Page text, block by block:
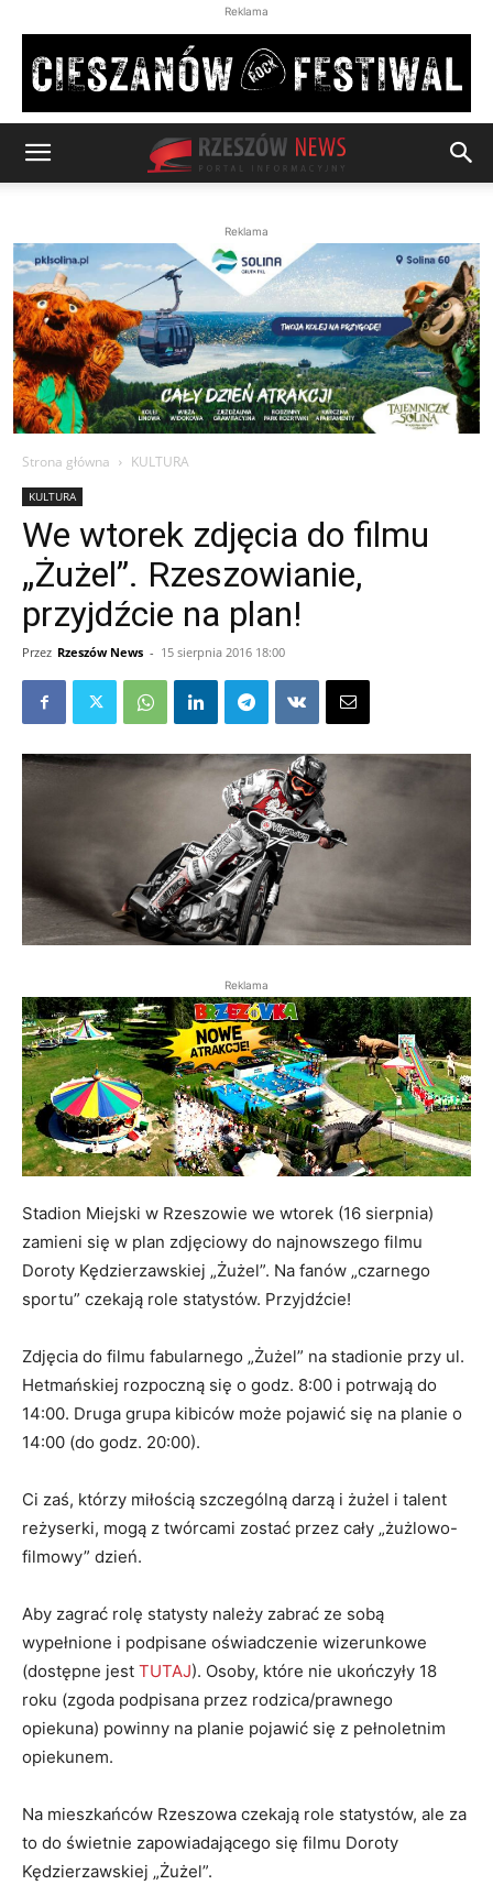
Reklama
Reklama
Strona główna KULTURA
KULTURA
We wtorek zdjęcia do filmu
„Żużel”. Rzeszowianie,
przyjdźcie na plan!
Przez Rzeszów News - 15 sierpnia 2016 18:00
Reklama
Stadion Miejski w Rzeszowie we wtorek (16 sierpnia)
zamieni się w plan zdjęciowy do najnowszego filmu
Doroty Kędzierzawskiej „Żużel”. Na fanów „czarnego
sportu” czekają role statystów. Przyjdźcie!
Zdjęcia do filmu fabularnego „Żużel” na stadionie przy ul.
Hetmańskiej rozpoczną się o godz. 8:00 i potrwają do
14:00. Druga grupa kibiców może pojawić się na planie o
14:00 (do godz. 20:00).
Ci zaś, którzy miłością szczególną darzą i żużel i talent
reżyserki, mogą z twórcami zostać przez cały „żużlowo-
filmowy” dzień.
Aby zagrać rolę statysty należy zabrać ze sobą
wypełnione i podpisane oświadczenie wizerunkowe
(dostępne jest TUTAJ). Osoby, które nie ukończyły 18
roku (zgoda podpisana przez rodzica/prawnego
opiekuna) powinny na planie pojawić się z pełnoletnim
opiekunem.
Na mieszkańców Rzeszowa czekają role statystów, ale za
to do świetnie zapowiadającego się filmu Doroty
Kędzierzawskiej „Żużel”.